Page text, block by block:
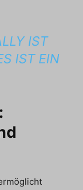
IST
IST EIN